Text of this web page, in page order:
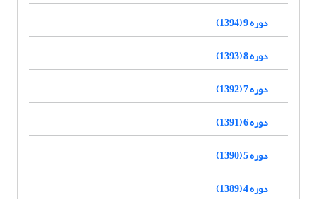
دوره 9 (1394)
دوره 8 (1393)
دوره 7 (1392)
دوره 6 (1391)
دوره 5 (1390)
دوره 4 (1389)